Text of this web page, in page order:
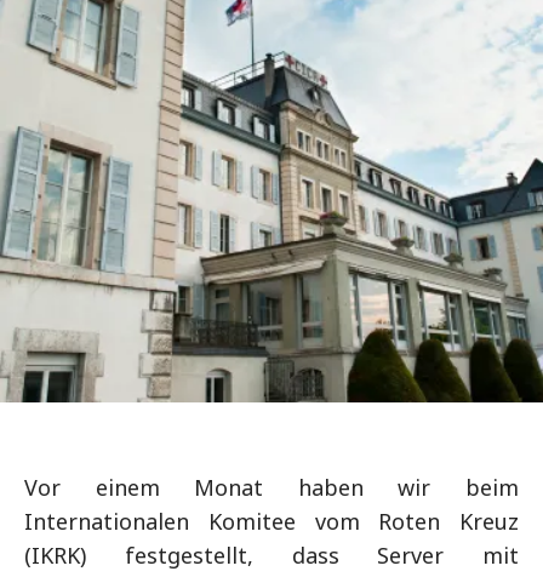
Vor einem Monat haben wir beim
Internationalen Komitee vom Roten Kreuz
(IKRK) festgestellt, dass Server mit